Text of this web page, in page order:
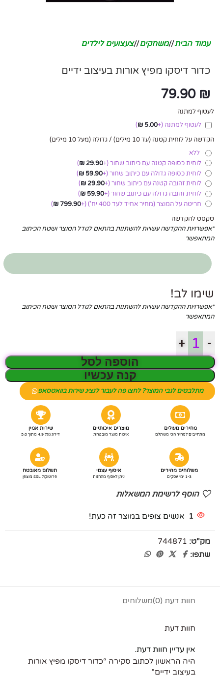
עמוד הבית/ משחקים/ צעצועים לילדים
כדור דיסקו מפיץ אורות בעיצוב ידיים
79.90 ₪
לעטוף למתנה
לעטוף למתנה (+
5.00
₪
)
הקדשה על לוחית קטנה (עד 10 מילים) / גדולה (מעל 10 מילים)
ללא
לוחית כסופה קטנה עם כיתוב שחור(+
29.90
₪
)
לוחית כסופה גדולה עם כיתוב שחור(+
59.90
₪
)
לוחית זהובה קטנה עם כיתוב שחור(+
29.90
₪
)
לוחית זהובה גדולה עם כיתוב שחור(+
59.90
₪
)
חריטה על המוצר (מחיר אחיד לעד 400 יח')
(+
799.90
₪
)
טקסט להקדשה
*אפשרויות ההקדשה עשויות להשתנות בהתאם לגודל המוצר ושטח הכיתוב
המתאפשר
שימו לב!
*אפשרויות ההקדשה עשויות להשתנות בהתאם לגודל המוצר ושטח הכיתוב
המתאפשר
-
+
הוספה לסל
קנה עכשיו
מתלבטים לגבי המוצר? לחצו פה לעבור לנציג שירות בוואטסאפ
מחירים מעולים
מתחייבים למחיר הכי משתלם
מוצרים איכותיים
איכות מוצר מובטחת
שירות אמין
דירוג גוגל 4.9 מתוך 5.0
משלוחים מהירים
1-3 ימי עסקים
איסוף עצמי
ניתן לאסוף מהחנות
תשלום מאובטח
פרוטוקול SSL מוצפן
הוסף לרשימת המשאלות
1 אנשים צופים במוצר זה כעת!
מק"ט: 744871
שתפו:
חוות דעת (0) משלוחים
חוות דעת
אין עדיין חוות דעת.
היה הראשון לכתוב סקירה “כדור דיסקו מפיץ אורות
בעיצוב ידיים”